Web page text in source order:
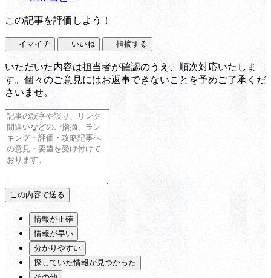
この記事を評価しよう！
イマイチ いいね 指摘する
いただいた内容は担当者が確認のうえ、順次対応いたしま
す。個々のご意見にはお返事できないことを予めご了承くだ
さいませ。
情報が正確
情報が早い
分かりやすい
探していた情報が見つかった